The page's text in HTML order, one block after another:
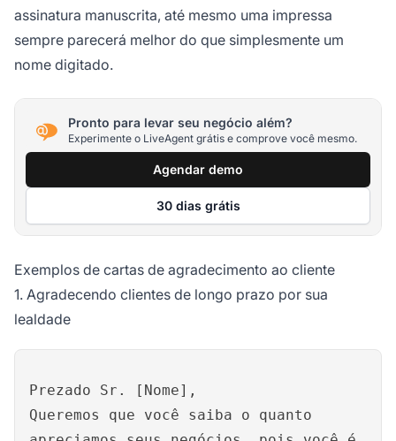
assinatura manuscrita, até mesmo uma impressa
sempre parecerá melhor do que simplesmente um
nome digitado.
Pronto para levar seu negócio além?
Experimente o LiveAgent grátis e comprove você mesmo.
Agendar demo
30 dias grátis
Exemplos de cartas de agradecimento ao cliente
1. Agradecendo clientes de longo prazo por sua
lealdade
Prezado Sr. [Nome],
Queremos que você saiba o quanto